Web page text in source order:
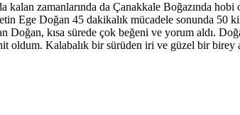
kalan zamanlarında da Çanakkale Boğazında
Ege Doğan 45 dakikalık mücadele sonunda 50
Doğan, kısa sürede çok beğeni ve yorum aldı.
oldum. Kalabalık bir sürüden iri ve güzel bir